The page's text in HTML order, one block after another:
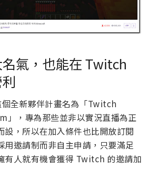
氣，也能在 Twitch
全新夥伴計畫名為「Twitch
，專為那些並非以實況直播為正
設，所以在加入條件也比開放訂閱
用邀請制而非自主申請，只要滿足
有人就有機會獲得 Twitch 的邀請加